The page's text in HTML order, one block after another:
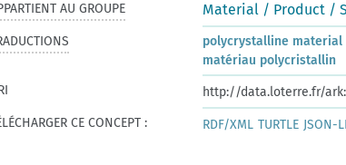
AU GROUPE Material / Product /
polycrystalline material
matériau polycristallin
http://data.loterre.fr/ark:/
CE CONCEPT :
RDF/XML TURTLE JSON-